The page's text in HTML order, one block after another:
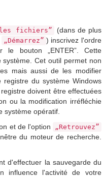
fichiers”
(dans de plus
„Démarrez” ) inscrivez l'ordre
le bouton „ENTER”. Cette
Cet outil permet non
mais aussi de les modifier
du système Windows
doivent être effectuées
ou la modification irréfléchie
système opératif.
et de l'option „Retrouvez”
du moteur de recherche.
d'effectuer la sauvegarde du
influence l'activité de votre